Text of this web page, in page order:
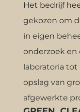
Het bedrijf
gekozen om
in eigen
onderzoek
laboratoria
opslag van
afgewerkte